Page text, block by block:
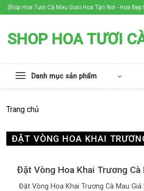
Skip
to
Shop Hoa Tươi Cà Mau Giao Hoa Tận Nơi - Hoa Đẹp
SHOP HOA TƯƠI
Danh mục sản phẩm
Trang chủ
ĐẶT VÒNG HOA KHAI
Đặt Vòng Hoa Khai Trương Cà
Đặt Vòng Hoa Khai Trương Cà Mau